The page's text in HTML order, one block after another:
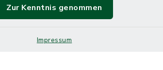
Zur Kenntnis genommen
Impressum
Anliegen, finden aber online
Rufen Sie uns gerne unter der